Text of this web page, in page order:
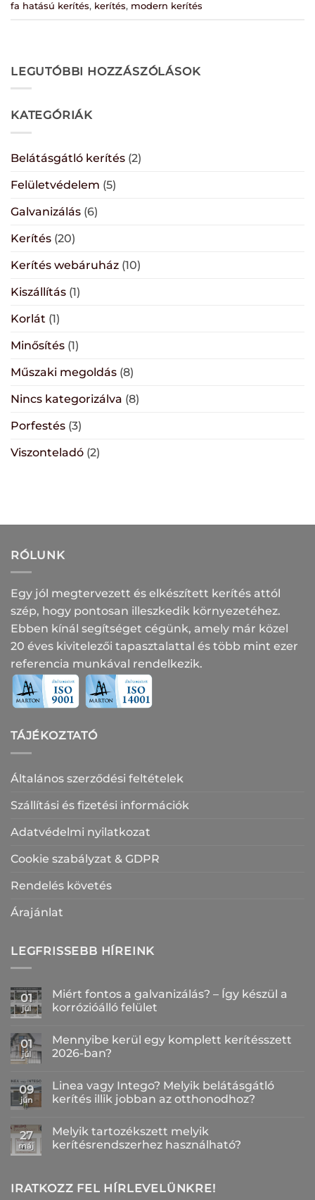
fa hatású kerítés, kerítés, modern kerítés
LEGUTÓBBI HOZZÁSZÓLÁSOK
KATEGÓRIÁK
Belátásgátló kerítés (2)
Felületvédelem (5)
Galvanizálás (6)
Kerítés (20)
Kerítés webáruház (10)
Kiszállítás (1)
Korlát (1)
Minősítés (1)
Műszaki megoldás (8)
Nincs kategorizálva (8)
Porfestés (3)
Viszonteladó (2)
RÓLUNK
Egy jól megtervezett és elkészített kerítés attól
szép, hogy pontosan illeszkedik környezetéhez.
Ebben kínál segítséget cégünk, amely már közel
20 éves kivitelezői tapasztalattal és több mint ezer
referencia munkával rendelkezik.
TÁJÉKOZTATÓ
Általános szerződési feltételek
Szállítási és fizetési információk
Adatvédelmi nyilatkozat
Cookie szabályzat & GDPR
Rendelés követés
Árajánlat
LEGFRISSEBB HÍREINK
01
júl
Miért fontos a galvanizálás? – Így készül a
korrózióálló felület
a(z)
Miért
fontos
Így
készül
felület
bejegyzéshez
01
júl
Mennyibe kerül egy komplett kerítésszett
2026-ban?
a(z)
Mennyibe
kerül
kerítésszett
2026-
ban?
09
jún
Linea vagy Intego? Melyik belátásgátló
kerítés illik jobban az otthonodhoz?
a(z)
Linea
vagy
kerítés
illik
27
máj
Melyik tartozékszett melyik
kerítésrendszerhez használható?
Melyik
tartozékszett
IRATKOZZ FEL HÍRLEVELÜNKRE!